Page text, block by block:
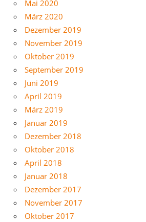
Mai 2020
März 2020
Dezember 2019
November 2019
Oktober 2019
September 2019
Juni 2019
April 2019
März 2019
Januar 2019
Dezember 2018
Oktober 2018
April 2018
Januar 2018
Dezember 2017
November 2017
Oktober 2017